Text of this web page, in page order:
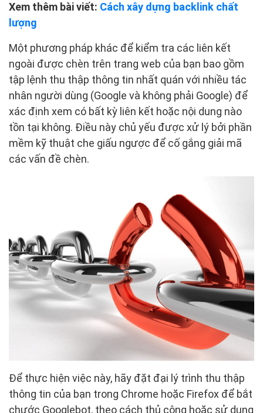
Xem thêm bài viết: Cách xây dựng backlink chất
lượng
Một phương pháp khác để kiểm tra các liên kết
ngoài được chèn trên trang web của bạn bao gồm
tập lệnh thu thập thông tin nhất quán với nhiều tác
nhân người dùng (Google và không phải Google) để
xác định xem có bất kỳ liên kết hoặc nội dung nào
tồn tại không. Điều này chủ yếu được xử lý bởi phần
mềm kỹ thuật che giấu ngược để cố gắng giải mã
các vấn đề chèn.
Để thực hiện việc này, hãy đặt đại lý trình thu thập
thông tin của bạn trong Chrome hoặc Firefox để bắt
chước Googlebot, theo cách thủ công hoặc sử dụng